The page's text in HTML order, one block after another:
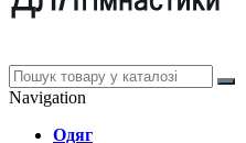
Navigation
Одяг